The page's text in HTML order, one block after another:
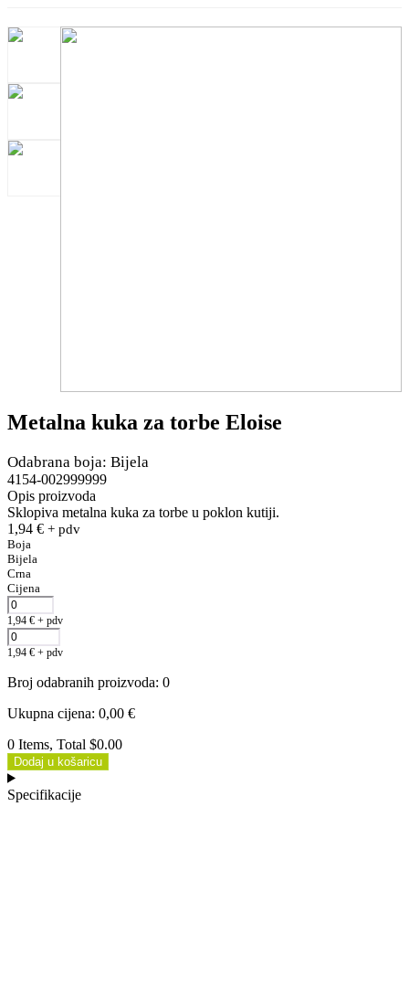
Metalna kuka za torbe Eloise
Odabrana boja: Bijela
4154-002999999
Opis proizvoda
Sklopiva metalna kuka za torbe u poklon kutiji.
1,94 € + pdv
Boja
Bijela
Crna
Cijena
1,94 € + pdv
1,94 € + pdv
Broj odabranih proizvoda: 0
Ukupna cijena: 0,00 €
0 Items, Total $0.00
Dodaj u košaricu
Specifikacije